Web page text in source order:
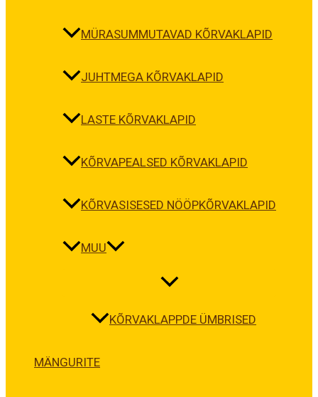
MÜRASUMMUTAVAD KÕRVAKLAPID
JUHTMEGA KÕRVAKLAPID
LASTE KÕRVAKLAPID
KÕRVAPEALSED KÕRVAKLAPID
KÕRVASISESED NÖÖPKÕRVAKLAPID
MUU
KÕRVAKLAPPDE ÜMBRISED
MÄNGURITE